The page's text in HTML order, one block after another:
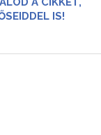
IS!